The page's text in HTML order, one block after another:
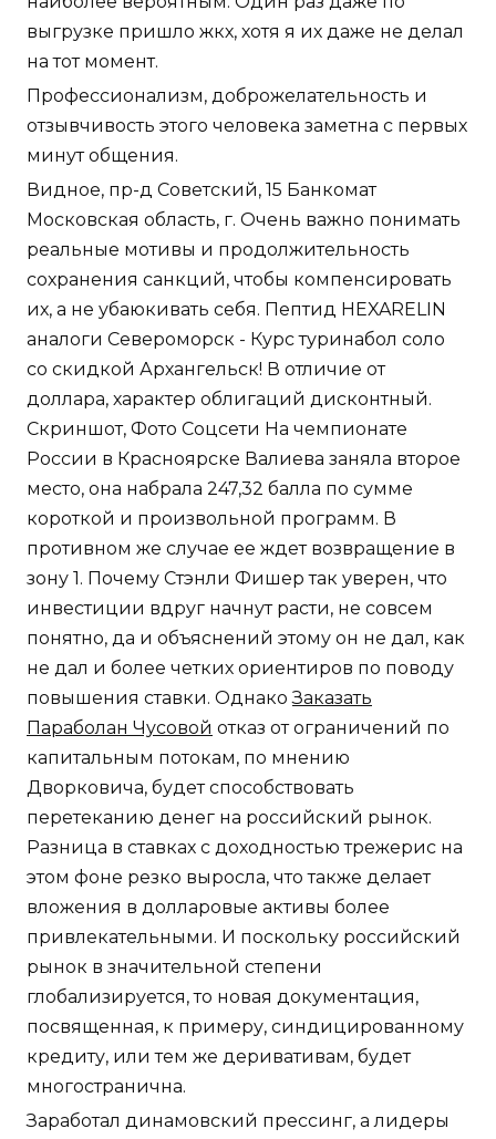
выгрузке пришло жкх, хотя я их даже не делал
на тот момент.
Профессионализм, доброжелательность и
отзывчивость этого человека заметна с первых
минут общения.
Видное, пр-д Советский, 15 Банкомат
Московская область, г. Очень важно понимать
реальные мотивы и продолжительность
сохранения санкций, чтобы компенсировать
их, а не убаюкивать себя. Пептид HEXARELIN
аналоги Североморск - Курс туринабол соло
со скидкой Архангельск! В отличие от
доллара, характер облигаций дисконтный.
Скриншот, Фото Соцсети На чемпионате
России в Красноярске Валиева заняла второе
место, она набрала 247,32 балла по сумме
короткой и произвольной программ. В
противном же случае ее ждет возвращение в
зону 1. Почему Стэнли Фишер так уверен, что
инвестиции вдруг начнут расти, не совсем
понятно, да и объяснений этому он не дал, как
не дал и более четких ориентиров по поводу
повышения ставки. ОднакоЗаказать
Параболан Чусовой отказ от ограничений по
капитальным потокам, по мнению
Дворковича, будет способствовать
перетеканию денег на российский рынок.
Разница в ставках с доходностью трежерис на
этом фоне резко выросла, что также делает
вложения в долларовые активы более
привлекательными. И поскольку российский
рынок в значительной степени
глобализируется, то новая документация,
посвященная, к примеру, синдицированному
кредиту, или тем же деривативам, будет
многостранична.
Заработал динамовский прессинг, а лидеры